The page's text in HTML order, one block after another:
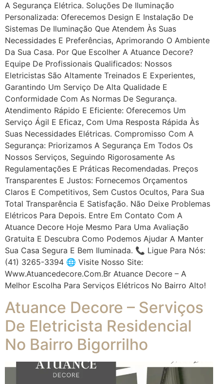
A Segurança Elétrica. Soluções De Iluminação
Personalizada: Oferecemos Design E Instalação De
Sistemas De Iluminação Que Atendem Às Suas
Necessidades E Preferências, Aprimorando O Ambiente
Da Sua Casa. Por Que Escolher A Atuance Decore?
Equipe De Profissionais Qualificados: Nossos
Eletricistas São Altamente Treinados E Experientes,
Garantindo Um Serviço De Alta Qualidade E
Conformidade Com As Normas De Segurança.
Atendimento Rápido E Eficiente: Oferecemos Um
Serviço Ágil E Eficaz, Com Uma Resposta Rápida Às
Suas Necessidades Elétricas. Compromisso Com A
Segurança: Priorizamos A Segurança Em Todos Os
Nossos Serviços, Seguindo Rigorosamente As
Regulamentações E Práticas Recomendadas. Preços
Transparentes E Justos: Fornecemos Orçamentos
Claros E Competitivos, Sem Custos Ocultos, Para Sua
Total Transparência E Satisfação. Não Deixe Problemas
Elétricos Para Depois. Entre Em Contato Com A
Atuance Decore Hoje Mesmo Para Uma Avaliação
Gratuita E Descubra Como Podemos Ajudar A Manter
Sua Casa Segura E Bem Iluminada. 📞 Ligue Para Nós:
(41) 3265-3394 🌐 Visite Nosso Site:
Www.atuancedecore.com.br Atuance Decore – A
Melhor Escolha Para Serviços Elétricos No Bairro Alto!
Atuance Decore – Serviços
De Eletricista Residencial
No Bairro Bigorrilho